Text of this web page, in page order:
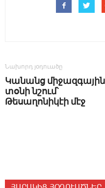
Նախորդ յօդուածը
Կանանց միջազգային
տօնի նշում՝
Թեսաղոնիկէի մէջ